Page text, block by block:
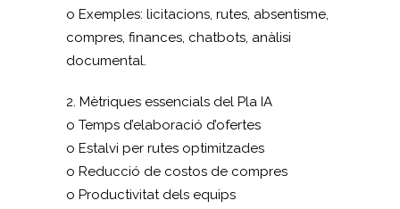
o Exemples: licitacions, rutes, absentisme,
compres, finances, chatbots, anàlisi
documental.
2. Mètriques essencials del Pla IA
o Temps d’elaboració d’ofertes
o Estalvi per rutes optimitzades
o Reducció de costos de compres
o Productivitat dels equips